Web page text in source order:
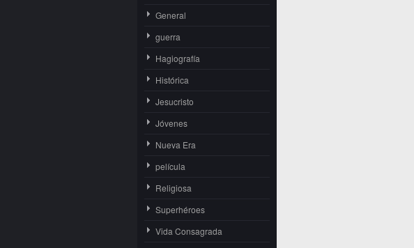
General
guerra
Hagiografía
Histórica
Jesucristo
Jóvenes
Nueva Era
película
Religiosa
Superhéroes
Vida Consagrada